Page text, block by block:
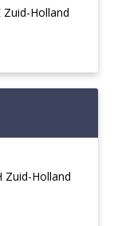
Zuid-Holland
Zuid-Holland